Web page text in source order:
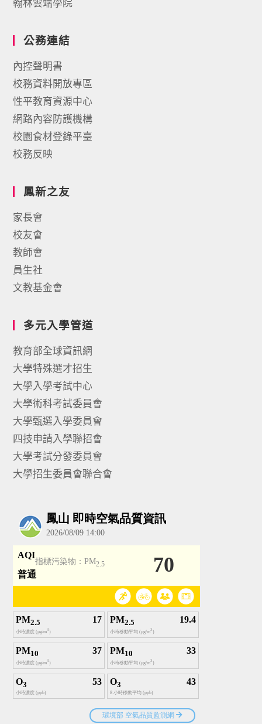
公務連結
內控聲明書
校務資料開放專區
性平教育資源中心
網路內容防護機構
校園食材登錄平臺
校務反映
鳳新之友
家長會
校友會
教師會
員生社
文教基金會
多元入學管道
教育部全球資訊網
大學特殊選才招生
大學入學考試中心
大學術科考試委員會
大學甄選入學委員會
四技申請入學聯招會
大學考試分發委員會
大學招生委員會聯合會